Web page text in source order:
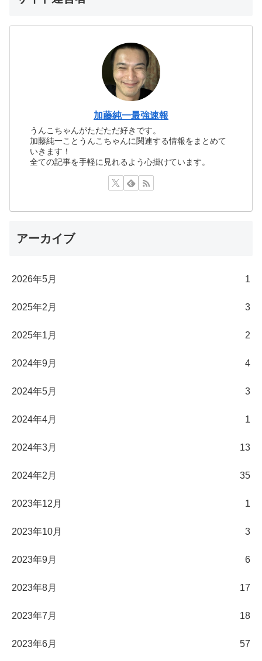
加藤純一最強速報
うんこちゃんがただただ好きです。
加藤純一ことうんこちゃんに関連する情報をまとめて
いきます！
全ての記事を手軽に見れるよう心掛けています。
アーカイブ
2026年5月 1
2025年2月 3
2025年1月 2
2024年9月 4
2024年5月 3
2024年4月 1
2024年3月 13
2024年2月 35
2023年12月 1
2023年10月 3
2023年9月 6
2023年8月 17
2023年7月 18
2023年6月 57